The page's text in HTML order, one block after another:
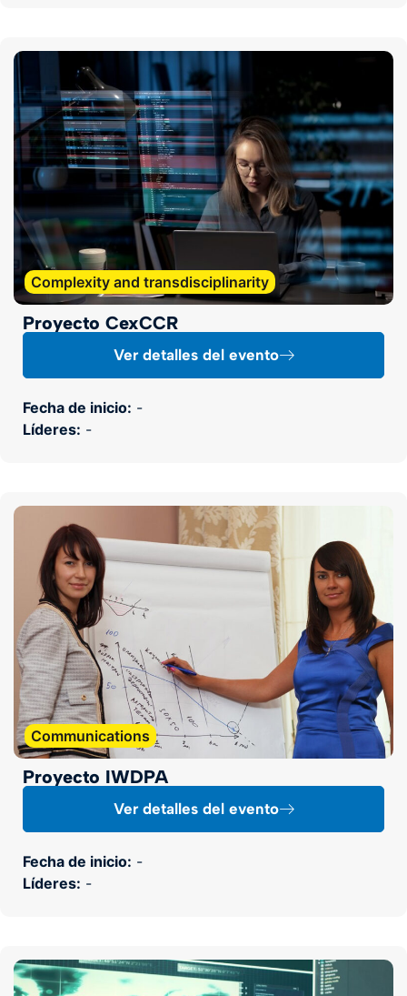
Complexity and transdisciplinarity
Proyecto CexCCR
Ver detalles del evento
Fecha de inicio: -
Líderes: -
Communications
Proyecto IWDPA
Ver detalles del evento
Fecha de inicio: -
Líderes: -